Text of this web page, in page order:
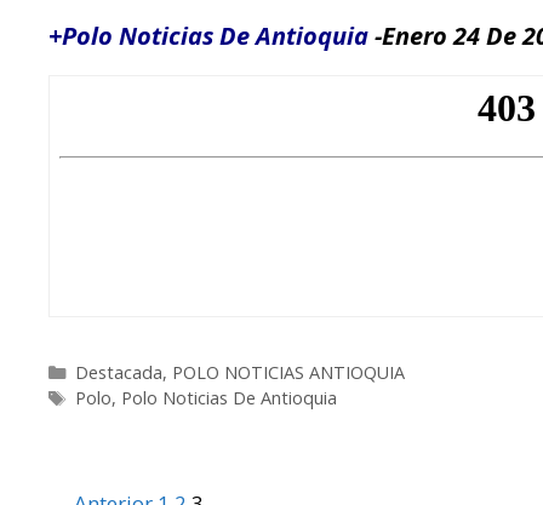
+Polo Noticias De Antioquia-Enero 24 De
Categorías
Destacada, POLO NOTICIAS ANTIOQUIA
Etiquetas
Polo, Polo Noticias De Antioquia